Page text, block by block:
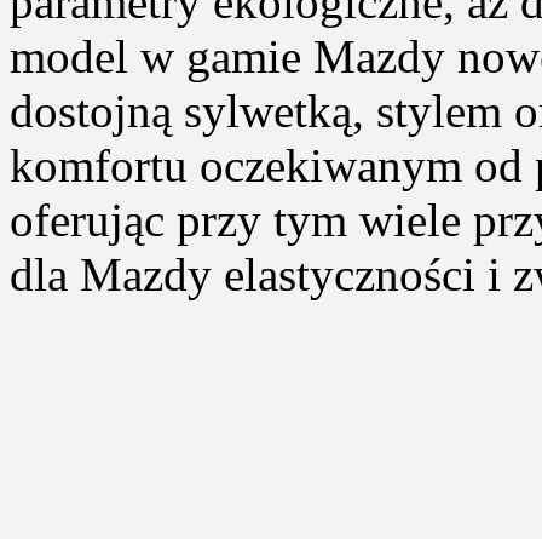
model w gamie Mazdy
dostojną sylwetką, stylem
komfortu oczekiwanym od
oferując przy tym wiele
dla Mazdy elastyczności i